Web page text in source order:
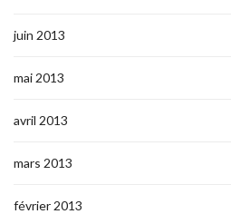
juin 2013
mai 2013
avril 2013
mars 2013
février 2013